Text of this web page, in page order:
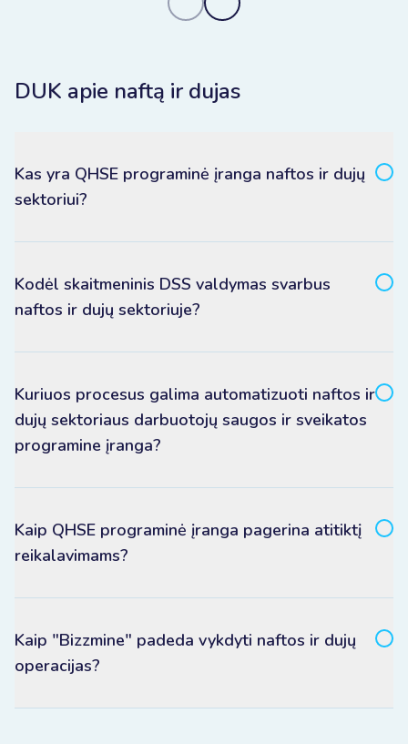
DUK apie naftą ir dujas
Kas yra QHSE programinė įranga naftos ir dujų
sektoriui?
Kodėl skaitmeninis DSS valdymas svarbus
naftos ir dujų sektoriuje?
Kuriuos procesus galima automatizuoti naftos ir
dujų sektoriaus darbuotojų saugos ir sveikatos
programine įranga?
Kaip QHSE programinė įranga pagerina atitiktį
reikalavimams?
Kaip "Bizzmine" padeda vykdyti naftos ir dujų
operacijas?